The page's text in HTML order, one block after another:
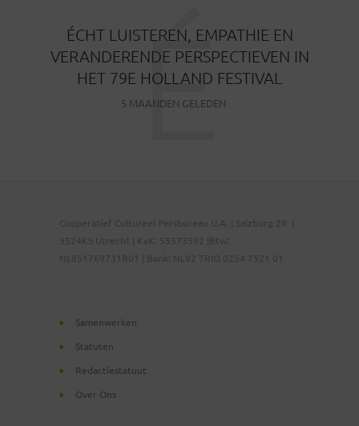
ÉCHT LUISTEREN, EMPATHIE EN
VERANDERENDE PERSPECTIEVEN IN
HET 79E HOLLAND FESTIVAL
5 MAANDEN GELEDEN
É
Coöperatief Cultureel Persbureau U.A. | Salzburg 29 |
3524KS Utrecht | KvK: 55573592 |Btw:
NL851769731B01 | Bank: NL92 TRIO 0254 7521 01
Samenwerken
Statuten
Redactiestatuut
Over Ons